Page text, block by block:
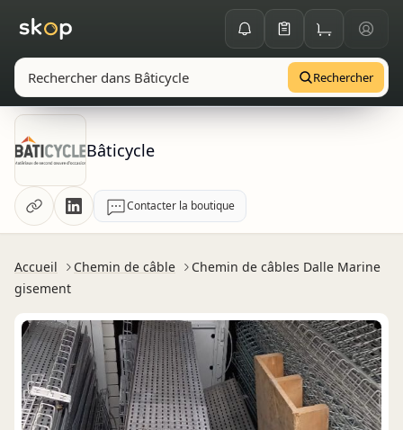
Rechercher
Bâticycle
Contacter la boutique
Accueil Chemin de câble
Chemin de câbles Dalle Marine
gisement